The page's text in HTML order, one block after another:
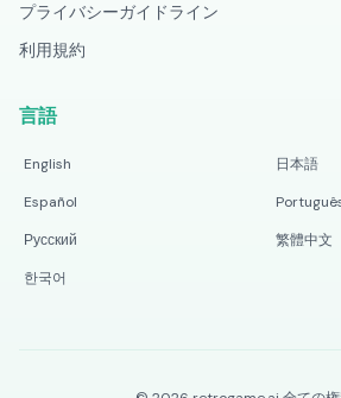
プライバシーガイドライン
利用規約
言語
English
日本語
Español
Русский
繁體中文
한국어